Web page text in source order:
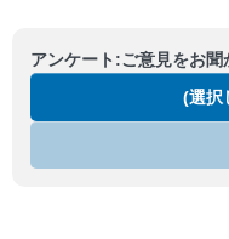
アンケート:ご意見をお聞
(選択